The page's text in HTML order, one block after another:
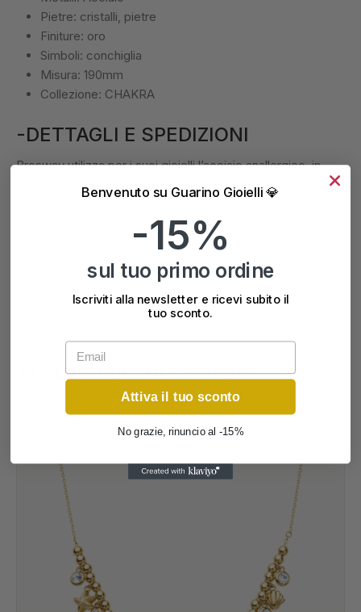
Pietre: cristalli, pietre
Finiture: oro
Simboli: conchiglia
Misura: 190mm
Collezione: CHAKRA
-DETTAGLI E SPEDIZIONI
Brosway utilizza per i suoi gioielli l’acciaio anallergico, in
quanto igienico, resistente alle macchie, ai graffi e facile da
un prodotto ipoallergenico, resistente all’effetto corrosivo
di sudore, polvere e umidità.
Questo Bracciale verrà spedito in scatola originale
Brosway, garanzia ufficiale di due anni.
Ti potrebbe interessare…
Benvenuto su Guarino Gioielli 💎
-15%
sul tuo primo ordine
Iscriviti alla newsletter e ricevi subito il
tuo sconto.
Email
Attiva il tuo sconto
No grazie, rinuncio al -15%